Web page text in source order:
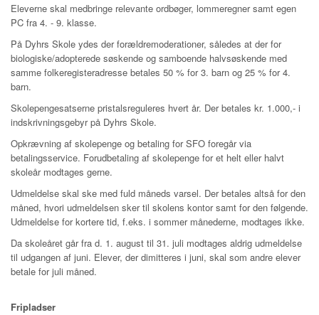
Eleverne skal medbringe relevante ordbøger, lommeregner samt egen
PC fra 4. - 9. klasse.
På Dyhrs Skole ydes der forældremoderationer, således at der for
biologiske/adopterede søskende og samboende halvsøskende med
samme folkeregisteradresse betales 50 % for 3. barn og 25 % for 4.
barn.
Skolepengesatserne pristalsreguleres hvert år. Der betales kr. 1.000,- i
indskrivningsgebyr på Dyhrs Skole.
Opkrævning af skolepenge og betaling for SFO foregår via
betalingsservice. Forudbetaling af skolepenge for et helt eller halvt
skoleår modtages gerne.
Udmeldelse skal ske med fuld måneds varsel. Der betales altså for den
måned, hvori udmeldelsen sker til skolens kontor samt for den følgende.
Udmeldelse for kortere tid, f.eks. i sommer månederne, modtages ikke.
Da skoleåret går fra d. 1. august til 31. juli modtages aldrig udmeldelse
til udgangen af juni. Elever, der dimitteres i juni, skal som andre elever
betale for juli måned.
Fripladser